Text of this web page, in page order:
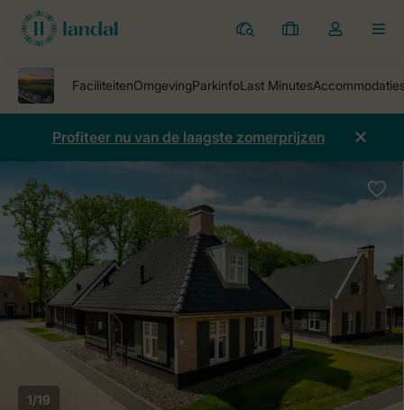
Parken
Mijn
Open
mijn
account
Profiteer nu van de laagste zomerprijzen
1/19